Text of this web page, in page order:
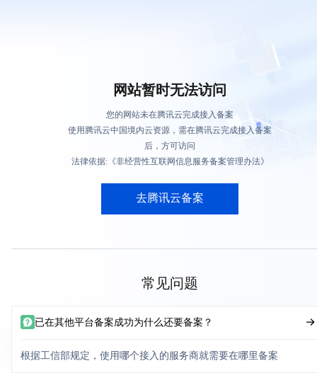
网站暂时无法访问
您的网站未在腾讯云完成接入备案
使用腾讯云中国境内云资源，需在腾讯云完成接入备案
后，方可访问
法律依据:《非经营性互联网信息服务备案管理办法》
去腾讯云备案
常见问题
已在其他平台备案成功为什么还要备案？
根据工信部规定，使用哪个接入的服务商就需要在哪里备案